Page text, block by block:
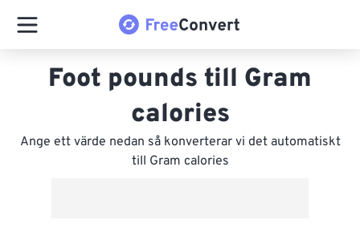
Foot pounds till Gram
calories
Ange ett värde nedan så konverterar vi det automatiskt
till Gram calories